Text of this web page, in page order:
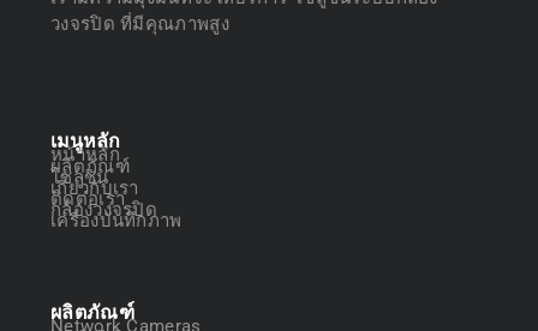
วงจรปิด ที่มีคุณภาพสูง
เมนูหลัก
หน้าหลัก
ผลิตภัณฑ์
โซลูชัน
เกี่ยวกับเรา
ติดต่อเรา
กล้องวงจรปิด
เครื่องบันทึกภาพ
ผลิตภัณฑ์
Network Cameras